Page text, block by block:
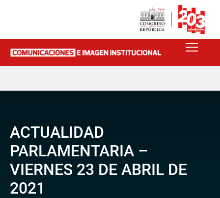
ACTUALIDAD
PARLAMENTARIA –
VIERNES 23 DE ABRIL DE
2021